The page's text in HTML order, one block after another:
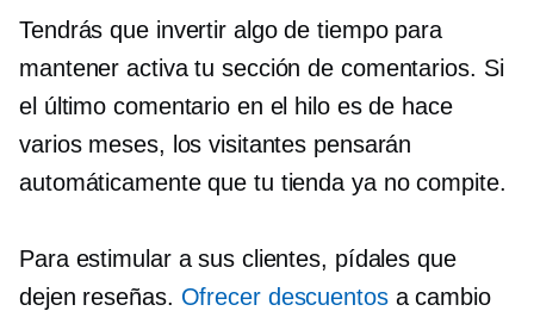
Tendrás que invertir algo de tiempo para
mantener activa tu sección de comentarios. Si
el último comentario en el hilo es de hace
varios meses, los visitantes pensarán
automáticamente que tu tienda ya no compite.
Para estimular a sus clientes, pídales que
dejen reseñas. Ofrecer descuentosa cambio